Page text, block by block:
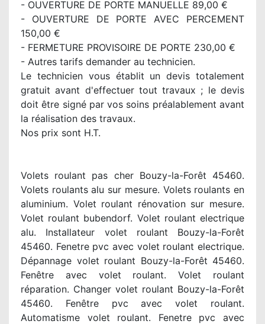
- OUVERTURE DE PORTE MANUELLE 89,00 €
- OUVERTURE DE PORTE AVEC PERCEMENT
150,00 €
- FERMETURE PROVISOIRE DE PORTE 230,00 €
- Autres tarifs demander au technicien.
Le technicien vous établit un devis totalement
gratuit avant d'effectuer tout travaux ; le devis
doit être signé par vos soins préalablement avant
la réalisation des travaux.
Nos prix sont H.T.
Volets roulant pas cher Bouzy-la-Forêt 45460.
Volets roulants alu sur mesure. Volets roulants en
aluminium. Volet roulant rénovation sur mesure.
Volet roulant bubendorf. Volet roulant electrique
alu. Installateur volet roulant Bouzy-la-Forêt
45460. Fenetre pvc avec volet roulant electrique.
Dépannage volet roulant Bouzy-la-Forêt 45460.
Fenêtre avec volet roulant. Volet roulant
réparation. Changer volet roulant Bouzy-la-Forêt
45460. Fenêtre pvc avec volet roulant.
Automatisme volet roulant. Fenetre pvc avec